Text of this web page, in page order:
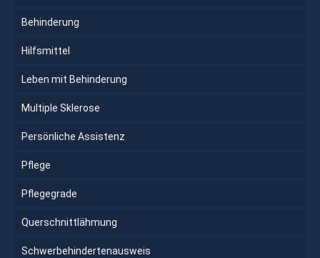
Behinderung
Hilfsmittel
Leben mit Behinderung
Multiple Sklerose
Persönliche Assistenz
Pflege
Pflegegrade
Querschnittlähmung
Schwerbehindertenausweis